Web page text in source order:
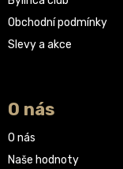
Obchodní podmínky
Slevy a akce
O nás
O nás
Naše hodnoty